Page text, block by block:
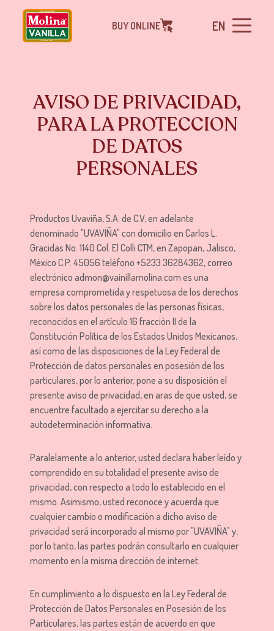
BUY ONLINE EN
AVISO DE PRIVACIDAD,
PARA LA PROTECCION
DE DATOS
PERSONALES
Productos Uvaviña, S.A. de C.V, en adelante
denominado "UVAVIÑA" con domicilio en Carlos L.
Gracidas No. 1140 Col. El Colli CTM, en Zapopan, Jalisco,
México C.P. 45056 teléfono +5233 36284362, correo
electrónico admon@vainillamolina.com es una
empresa comprometida y respetuosa de los derechos
sobre los datos personales de las personas físicas,
reconocidos en el artículo 16 fracción II de la
Constitución Política de los Estados Unidos Mexicanos,
así como de las disposiciones de la Ley Federal de
Protección de datos personales en posesión de los
particulares, por lo anterior, pone a su disposición el
presente aviso de privacidad, en aras de que usted, se
encuentre facultado a ejercitar su derecho a la
autodeterminación informativa.
Paralelamente a lo anterior, usted declara haber leído y
comprendido en su totalidad el presente aviso de
privacidad, con respecto a todo lo establecido en el
mismo. Asimismo, usted reconoce y acuerda que
cualquier cambio o modificación a dicho aviso de
privacidad será incorporado al mismo por "UVAVIÑA" y,
por lo tanto, las partes podrán consultarlo en cualquier
momento en la misma dirección de internet.
En cumplimiento a lo dispuesto en la Ley Federal de
Protección de Datos Personales en Posesión de los
Particulares, las partes están de acuerdo en que